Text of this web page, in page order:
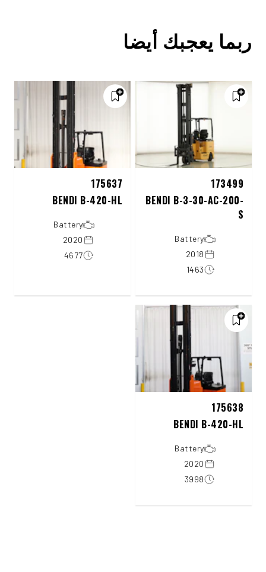
ربما يعجبك أيضا
173499
BENDI B-3-30-AC-200-
S
Battery
2018
1463
175637
BENDI B-420-HL
Battery
2020
4677
175638
BENDI B-420-HL
Battery
2020
3998